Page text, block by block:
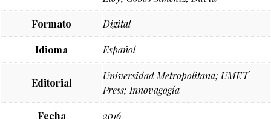
Formato Digital
Idioma Español
Editorial
Universidad Metropolitana; UMET
Press; Innovagogía
Fecha 2016